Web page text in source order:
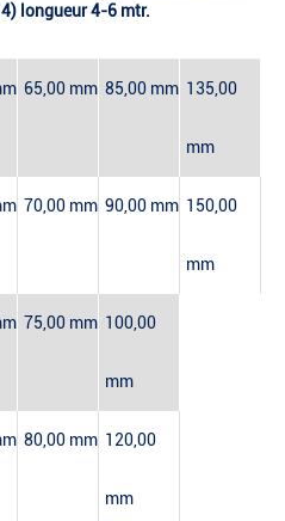
longueur 4-6 mtr.
65,00 mm 85,00 mm 135,00
mm
70,00 mm 90,00 mm 150,00
mm
75,00 mm 100,00
mm
80,00 mm 120,00
mm